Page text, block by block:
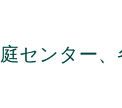
センター